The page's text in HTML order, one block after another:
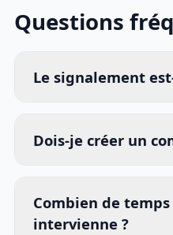
Questions
Le signalement
Dois-je créer un
Combien de
intervienne ?